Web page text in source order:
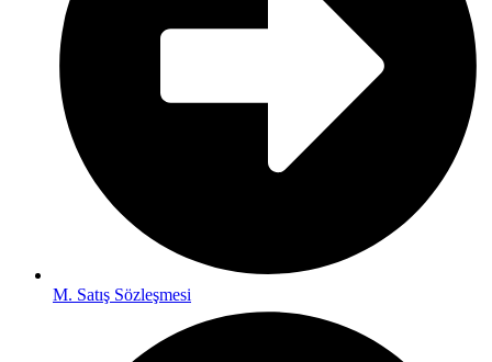
M. Satış Sözleşmesi